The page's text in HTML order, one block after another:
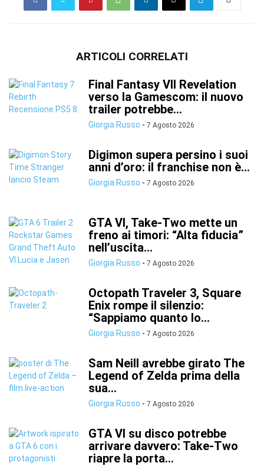
ARTICOLI CORRELATI
Final Fantasy VII Revelation
verso la Gamescom: il nuovo
trailer potrebbe...
Giorgia Russo - 7 Agosto 2026
Digimon supera persino i suoi
anni d’oro: il franchise non è...
Giorgia Russo - 7 Agosto 2026
GTA VI, Take-Two mette un
freno ai timori: “Alta fiducia”
nell’uscita...
Giorgia Russo - 7 Agosto 2026
Octopath Traveler 3, Square
Enix rompe il silenzio:
“Sappiamo quanto lo...
Giorgia Russo - 7 Agosto 2026
Sam Neill avrebbe girato The
Legend of Zelda prima della
sua...
Giorgia Russo - 7 Agosto 2026
GTA VI su disco potrebbe
arrivare davvero: Take-Two
riapre la porta...